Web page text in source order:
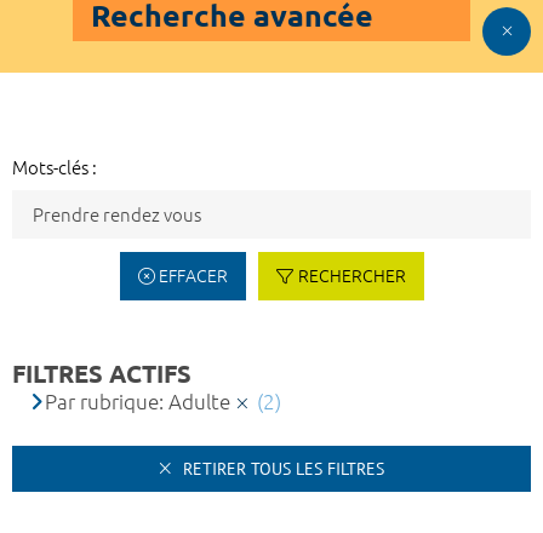
Recherche avancée
Mots-clés :
EFFACER RECHERCHER
FILTRES ACTIFS
Par rubrique: Adulte (2)
RETIRER TOUS LES FILTRES